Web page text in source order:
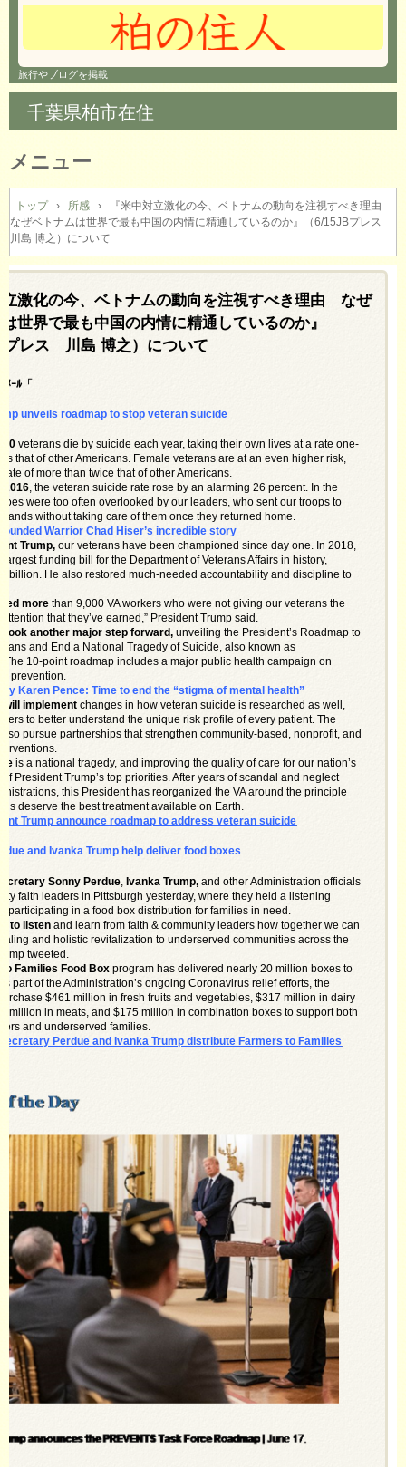
旅行やブログを掲載
千葉県柏市在住
メニュー
コ
ン
テ
ン
ス
キ
ッ
プ
トップ › 所感 ›
『米中対立激化の今、ベトナムの動向を注視すべき理由
なぜベトナムは世界で最も中国の内情に精通しているのか』（6/15JBプレス
川島 博之）について
激化の今、ベトナムの動向を注視すべき理由 なぜ
世界で最も中国の内情に精通しているのか』
プレス 川島 博之）について
ｰﾙ「
unveils roadmap to stop veteran suicide
veterans die by suicide each year, taking their own lives at a rate one-
that of other Americans. Female veterans are at an even higher risk,
of more than twice that of other Americans.
2016 , the veteran suicide rate rose by an alarming 26 percent. In the
were too often overlooked by our leaders, who sent our troops to
lands without taking care of them once they returned home.
Warrior Chad Hiser’s incredible story
Trump, our veterans have been championed since day one. In 2018,
funding bill for the Department of Veterans Affairs in history,
billion. He also restored much-needed accountability and discipline to
more than 9,000 VA workers who were not giving our veterans the
that they’ve earned,” President Trump said.
took another major step forward, unveiling the President’s Roadmap to
and End a National Tragedy of Suicide, also known as
The 10-point roadmap includes a major public health campaign on
prevention.
Karen Pence: Time to end the “stigma of mental health”
will implementchanges in how veteran suicide is researched as well,
to better understand the unique risk profile of every patient. The
pursue partnerships that strengthen community-based, nonprofit, and
is a national tragedy, and improving the quality of care for our nation’s
President Trump’s top priorities. After years of scandal and neglect
this President has reorganized the VA around the principle
deserve the best treatment available on Earth.
Trump announce roadmap to address veteran suicide
and Ivanka Trump help deliver food boxes
Sonny Perdue Ivanka Trump,and other Administration officials
faith leaders in Pittsburgh yesterday, where they held a listening
participating in a food box distribution for families in need.
to listen and learn from faith & community leaders how together we can
and holistic revitalization to underserved communities across the
tweeted.
Families Food Box program has delivered nearly 20 million boxes to
part of the Administration’s ongoing Coronavirus relief efforts, the
$461 million in fresh fruits and vegetables, $317 million in dairy
million in meats, and $175 million in combination boxes to support both
and underserved families.
Perdue and Ivanka Trump distribute Farmers to Families